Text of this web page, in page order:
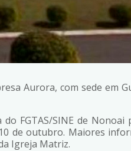
Aurora, com sede em
FGTAS/SINE de
de outubro. Maiores
Igreja Matriz.